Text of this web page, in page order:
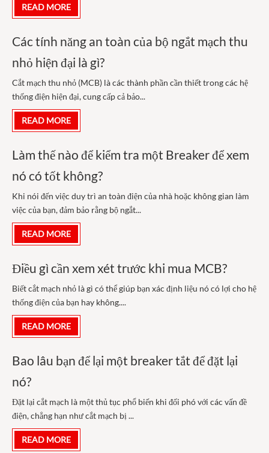
READ MORE
Các tính năng an toàn của bộ ngắt mạch thu
nhỏ hiện đại là gì?
Cắt mạch thu nhỏ (MCB) là các thành phần cần thiết trong các hệ
thống điện hiện đại, cung cấp cả bảo...
READ MORE
Làm thế nào để kiểm tra một Breaker để xem
nó có tốt không?
Khi nói đến việc duy trì an toàn điện của nhà hoặc không gian làm
việc của bạn, đảm bảo rằng bộ ngắt...
READ MORE
Điều gì cần xem xét trước khi mua MCB?
Biết cắt mạch nhỏ là gì có thể giúp bạn xác định liệu nó có lợi cho hệ
thống điện của bạn hay không....
READ MORE
Bao lâu bạn để lại một breaker tắt để đặt lại
nó?
Đặt lại cắt mạch là một thủ tục phổ biến khi đối phó với các vấn đề
điện, chẳng hạn như cắt mạch bị ...
READ MORE